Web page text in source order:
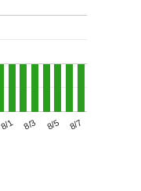
8/1 8/3 8/5 8/7